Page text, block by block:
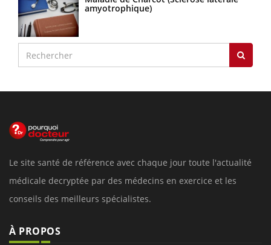
amyotrophique)
Le site santé de référence avec chaque jour toute l'actualité
médicale decryptée par des médecins en exercice et les
conseils des meilleurs spécialistes.
À PROPOS